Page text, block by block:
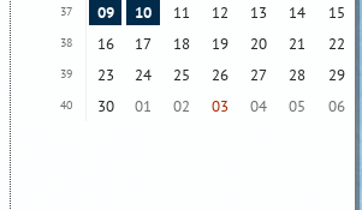
37 09 10 11 12 13 14 15
38 16 17 18 19 20 21 22
39 23 24 25 26 27 28 29
40 30 01 02 03 04 05 06